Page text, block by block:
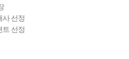
사 선정
트 선정